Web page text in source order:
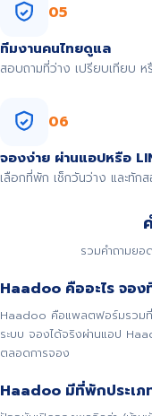
05
ทีมงานคนไทยดูแล
สอบถามที่ว่าง เปรียบเทียบ ห
06
จองง่าย ผ่านแอปหรือ
เลือกที่พัก เช็กวันว่าง และทั
รวมคำถามย
Haadoo คืออะไร จอง
Haadoo คือแพลตฟอร์มรวม
ระบบ จองได้จริงผ่านแอป
ตลอดการจอง
Haadoo มีที่พักประเภ